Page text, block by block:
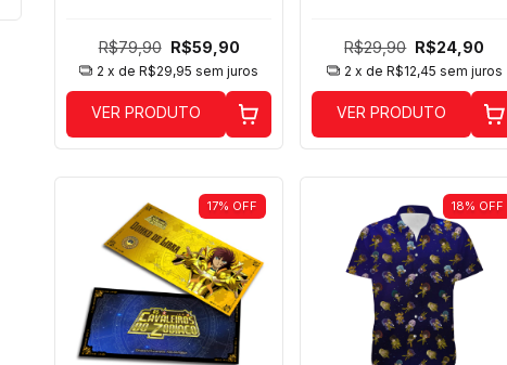
R$79,90 R$59,90
2 x deR$29,95 sem juros
VER PRODUTO
R$29,90 R$24,90
2 x de R$12,45 sem juros
VER PRODUTO
17% OFF 18% OFF